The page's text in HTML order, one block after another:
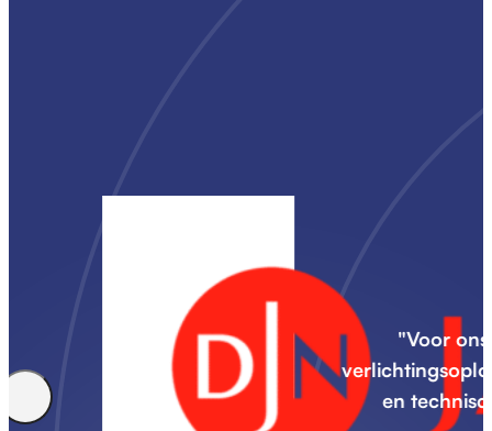
"De
oplevering,